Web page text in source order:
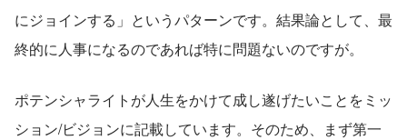
にジョインする」というパターンです。結果論として、最
終的に人事になるのであれば特に問題ないのですが。
ポテンシャライトが人生をかけて成し遂げたいことをミッ
ション/ビジョンに記載しています。そのため、まず第一